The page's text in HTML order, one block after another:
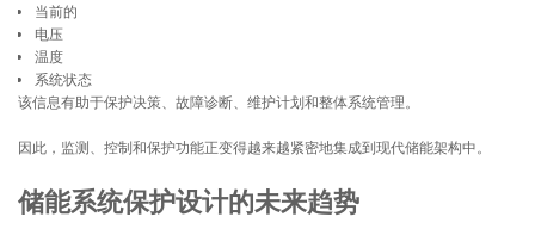
当前的
电压
温度
系统状态
该信息有助于保护决策、故障诊断、维护计划和整体系统管理。
因此，监测、控制和保护功能正变得越来越紧密地集成到现代储能架构中。
储能系统保护设计的未来趋势